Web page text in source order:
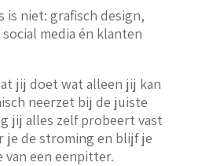
is niet: grafisch design,
media én klanten
jij doet wat alleen jij kan
neerzet bij de juiste
jij alles zelf probeert vast
je de stroming en blijf je
van een eenpitter.